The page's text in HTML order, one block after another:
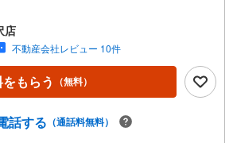
を中心に宮城県内の多数店舗で展開中！こ
強みを大きく2つに分けてご紹介！1.＜豊富
戸建・マンション・土地...と種別を問わず
っております。更に教育施設や商業施設、
行政などの地域情報を総合し、お客様により
をして頂けるよう、しっかりとサポートさせ
っ越し】【リフォーム】など住宅に関する
店
不動産会社レビュー 10件
もらう （無料）
話する （通話料無料）